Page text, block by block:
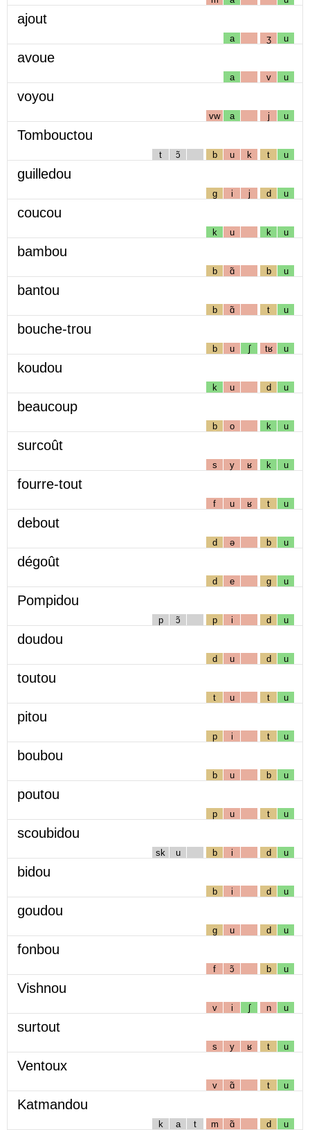
ajout
a ʒ u
avoue
a v u
voyou
vw a j u
Tombouctou
t ɔ̃ b u k t u
guilledou
g i j d u
coucou
k u k u
bambou
b ɑ̃ b u
bantou
b ɑ̃ t u
bouche-trou
b u ʃ tʁ u
koudou
k u d u
beaucoup
b o k u
surcoût
s y ʁ k u
fourre-tout
f u ʁ t u
debout
d ə b u
dégoût
d e g u
Pompidou
p ɔ̃ p i d u
doudou
d u d u
toutou
t u t u
pitou
p i t u
boubou
b u b u
poutou
p u t u
scoubidou
sk u b i d u
bidou
b i d u
goudou
g u d u
fonbou
f ɔ̃ b u
Vishnou
v i ʃ n u
surtout
s y ʁ t u
Ventoux
v ɑ̃ t u
Katmandou
k a t m ɑ̃ d u